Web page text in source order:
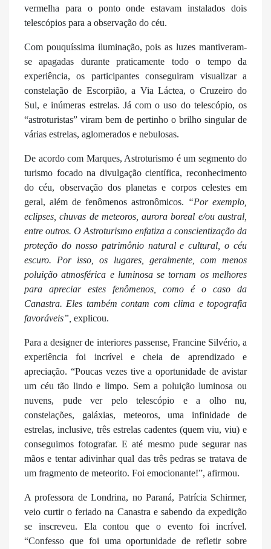
vermelha para o ponto onde estavam instalados dois
telescópios para a observação do céu.
Com pouquíssima iluminação, pois as luzes mantiveram-
se apagadas durante praticamente todo o tempo da
experiência, os participantes conseguiram visualizar a
constelação de Escorpião, a Via Láctea, o Cruzeiro do
Sul, e inúmeras estrelas. Já com o uso do telescópio, os
“astroturistas” viram bem de pertinho o brilho singular de
várias estrelas, aglomerados e nebulosas.
De acordo com Marques, Astroturismo é um segmento do
turismo focado na divulgação científica, reconhecimento
do céu, observação dos planetas e corpos celestes em
geral, além de fenômenos astronômicos. “Por exemplo,
eclipses, chuvas de meteoros, aurora boreal e/ou austral,
entre outros. O Astroturismo enfatiza a conscientização da
proteção do nosso patrimônio natural e cultural, o céu
escuro. Por isso, os lugares, geralmente, com menos
poluição atmosférica e luminosa se tornam os melhores
para apreciar estes fenômenos, como é o caso da
Canastra. Eles também contam com clima e topografia
favoráveis”, explicou.
Para a designer de interiores passense, Francine Silvério, a
experiência foi incrível e cheia de aprendizado e
apreciação. “Poucas vezes tive a oportunidade de avistar
um céu tão lindo e limpo. Sem a poluição luminosa ou
nuvens, pude ver pelo telescópio e a olho nu,
constelações, galáxias, meteoros, uma infinidade de
estrelas, inclusive, três estrelas cadentes (quem viu, viu) e
conseguimos fotografar. E até mesmo pude segurar nas
mãos e tentar adivinhar qual das três pedras se tratava de
um fragmento de meteorito. Foi emocionante!”, afirmou.
A professora de Londrina, no Paraná, Patrícia Schirmer,
veio curtir o feriado na Canastra e sabendo da expedição
se inscreveu. Ela contou que o evento foi incrível.
“Confesso que foi uma oportunidade de refletir sobre